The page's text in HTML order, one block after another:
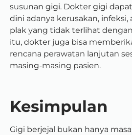
susunan gigi. Dokter gigi
dini adanya kerusakan,
plak yang tidak terlihat
itu, dokter juga bisa
rencana perawatan lanjutan
masing-masing pasien.
Kesimpulan
Gigi berjejal bukan hanya